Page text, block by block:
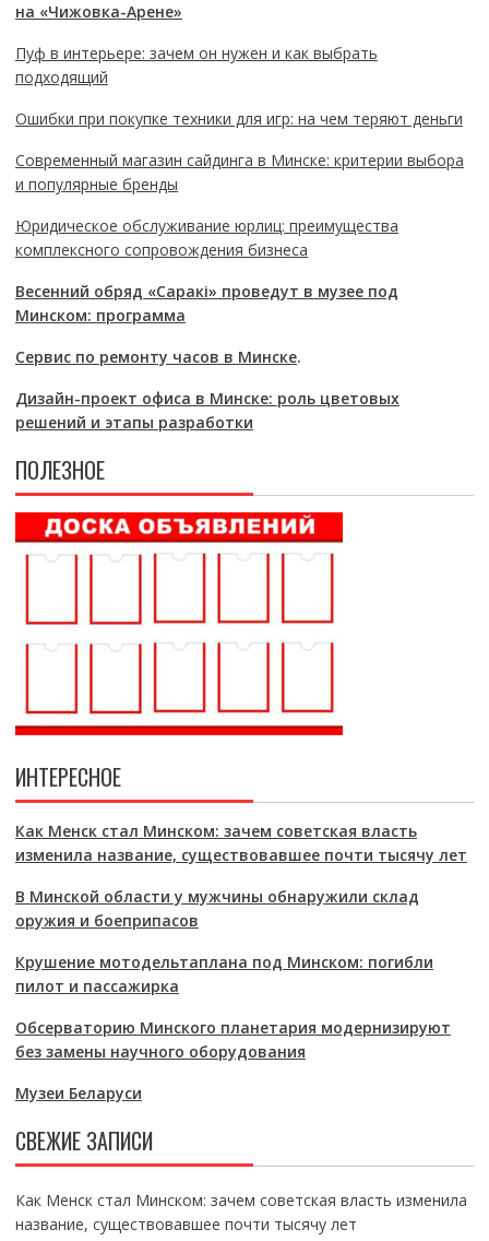
на «Чижовка-Арене»
Пуф в интерьере: зачем он нужен и как выбрать
подходящий
Ошибки при покупке техники для игр: на чем теряют деньги
Современный магазин сайдинга в Минске: критерии выбора
и популярные бренды
Юридическое обслуживание юрлиц: преимущества
комплексного сопровождения бизнеса
Весенний обряд «Саракі» проведут в музее под
Минском: программа
Сервис по ремонту часов в Минске.
Дизайн-проект офиса в Минске: роль цветовых
решений и этапы разработки
ПОЛЕЗНОЕ
ИНТЕРЕСНОЕ
Как Менск стал Минском: зачем советская власть
изменила название, существовавшее почти тысячу лет
В Минской области у мужчины обнаружили склад
оружия и боеприпасов
Крушение мотодельтаплана под Минском: погибли
пилот и пассажирка
Обсерваторию Минского планетария модернизируют
без замены научного оборудования
Музеи Беларуси
СВЕЖИЕ ЗАПИСИ
Как Менск стал Минском: зачем советская власть изменила
название, существовавшее почти тысячу лет